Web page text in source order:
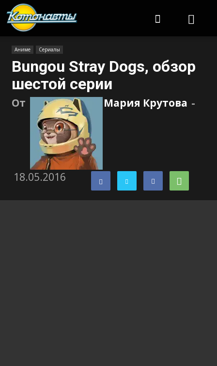
Аниме Сериалы
Bungou Stray Dogs, обзор
шестой серии
От Мария Крутова -
18.05.2016